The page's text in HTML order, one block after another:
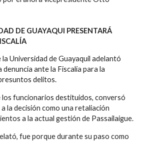
DE GUAYAQUI PRESENTARÁ
la Universidad de Guayaquil adelantó
ante la Fiscalía para la
delitos.
funcionarios destituidos, conversó
la decisión como una retaliación
a la actual gestión de Passailaigue.
fue porque durante su paso como